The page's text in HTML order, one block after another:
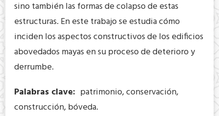
sino también las formas de colapso de estas
estructuras. En este trabajo se estudia cómo
inciden los aspectos constructivos de los edificios
abovedados mayas en su proceso de deterioro y
derrumbe.
Palabras clave: patrimonio, conservación,
construcción, bóveda.